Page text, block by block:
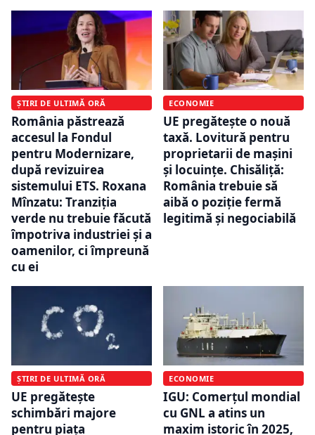
ȘTIRI DE ULTIMĂ ORĂ
România păstrează
accesul la Fondul
pentru Modernizare,
după revizuirea
sistemului ETS. Roxana
Mînzatu: Tranziţia
verde nu trebuie făcută
împotriva industriei şi a
oamenilor, ci împreună
cu ei
ECONOMIE
UE pregătește o nouă
taxă. Lovitură pentru
proprietarii de mașini
și locuințe. Chisăliță:
România trebuie să
aibă o poziție fermă
legitimă și negociabilă
ȘTIRI DE ULTIMĂ ORĂ
UE pregătește
schimbări majore
pentru piața
ECONOMIE
IGU: Comerțul mondial
cu GNL a atins un
maxim istoric în 2025,